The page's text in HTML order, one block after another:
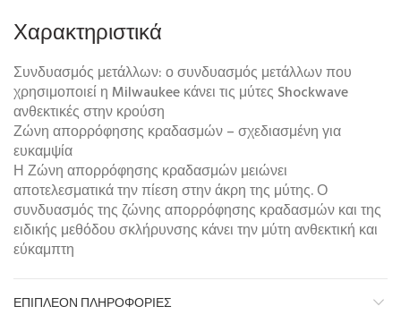
Χαρακτηριστικά
Συνδυασμός μετάλλων: ο συνδυασμός μετάλλων που
χρησιμοποιεί η Milwaukee κάνει τις μύτες Shockwave
ανθεκτικές στην κρούση
Ζώνη απορρόφησης κραδασμών – σχεδιασμένη για
ευκαμψία
Η Ζώνη απορρόφησης κραδασμών μειώνει
αποτελεσματικά την πίεση στην άκρη της μύτης. Ο
συνδυασμός της ζώνης απορρόφησης κραδασμών και της
ειδικής μεθόδου σκλήρυνσης κάνει την μύτη ανθεκτική και
εύκαμπτη
ΕΠΙΠΛΈΟΝ ΠΛΗΡΟΦΟΡΊΕΣ